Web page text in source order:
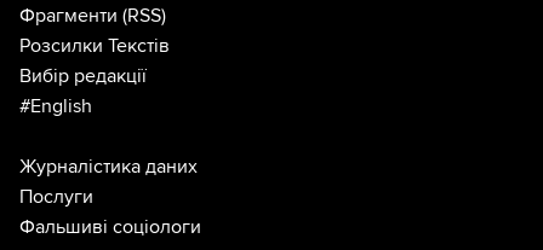
Фрагменти (RSS)
Розсилки Текстів
Вибір редакції
#English
Журналістика даних
Послуги
Фальшиві соціологи